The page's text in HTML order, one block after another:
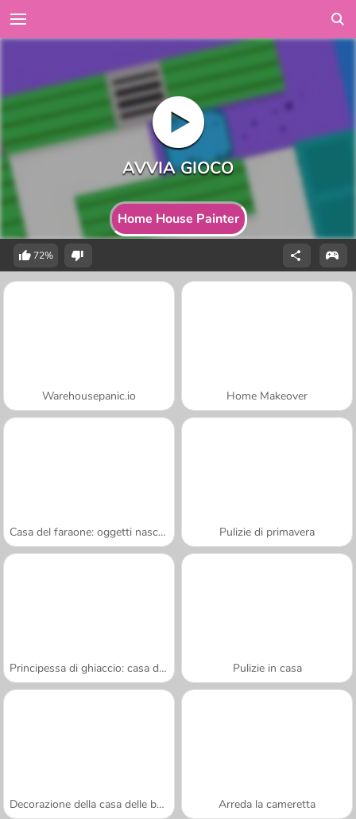
Home House Painter
72%
Warehousepanic.io Home Makeover
Casa del faraone: oggetti nascosti Pulizie di primavera
Principessa di ghiaccio: casa delle bambole Pulizie in casa
Decorazione della casa delle bambole Arreda la cameretta